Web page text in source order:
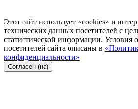
Этот сайт использует «cookies» и
технических данных посетителей с
статистической информации. Условия
посетителей сайта описаны в
конфиденциальности»
Согласен (на)